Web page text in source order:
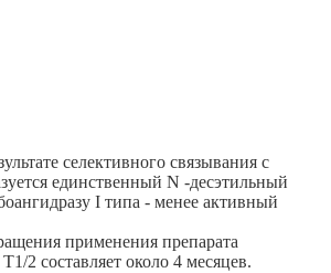
селективного связывания с
единственный N -десэтильный
I типа - менее активный
применения препарата
2 составляет около 4 месяцев.